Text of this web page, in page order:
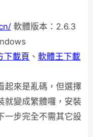
軟體版本：2.6.3
下載頁 、 軟體王下載
起來是亂碼，但選擇
就變成繁體囉，安裝
一步完全不需其它設